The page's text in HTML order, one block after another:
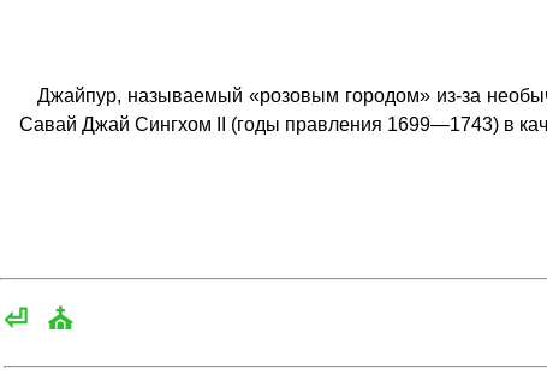
Джайпур, называемый «розовым городом» из-за
Савай Джай Сингхом II (годы правления 1699—1743) в
⏎ ⛪